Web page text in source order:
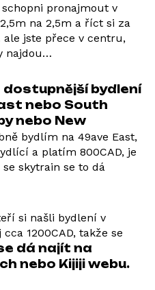
pronajmout v
na 2,5m a říct si za
jste přece v centru,
najdou…
dostupnější bydlení
nebo South
nebo New
bydlím na 49ave East,
a platím 800CAD, je
skytrain se to dá
si našli bydlení v
1200CAD, takže se
dá najít na
nebo Kijiji webu.